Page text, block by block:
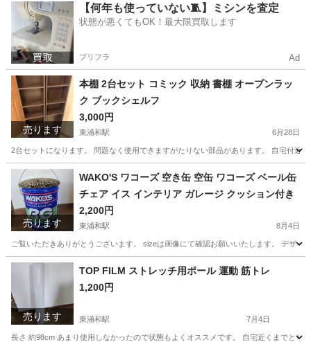
埼玉 さいたま市 東浦和駅 テレビ SHARP
【何年も使っていない🧵】ミシンを査定
状態が悪くてもOK！最大限買取します
プリフラ Ad
売ります
本棚 2台セット コミック 収納 書棚 オープンラッ
ク ブックシェルフ
3,000円
東浦和駅 6月28日
2台セットになります。 問題なく使用できますがたりない部品があります。 自宅付近
埼玉 さいたま市 収納家具
売ります
WAKO'S ワコーズ 空き缶 空缶 ワコーズ ベール缶
チェア イス インテリア ガレージ クッション付き
2,200円
東浦和駅 8月4日
ご覧いただきありがとうございます。 sizeは画像にて確認お願いいたします。 デザ
埼玉 さいたま市 ワコーズ
売ります
TOP FILM ストレッチ用ポール 運動 筋トレ
1,200円
東浦和駅 7月4日
長さ 約98cm あまり使用しなかったので状態もよくオススメです。 自宅近くまでとり